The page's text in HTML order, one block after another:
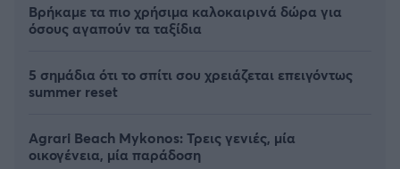
Βρήκαμε τα πιο χρήσιμα καλοκαιρινά δώρα για
όσους αγαπούν τα ταξίδια
5 σημάδια ότι το σπίτι σου χρειάζεται επειγόντως
summer reset
Agrari Beach Mykonos: Τρεις γενιές, μία
οικογένεια, μία παράδοση